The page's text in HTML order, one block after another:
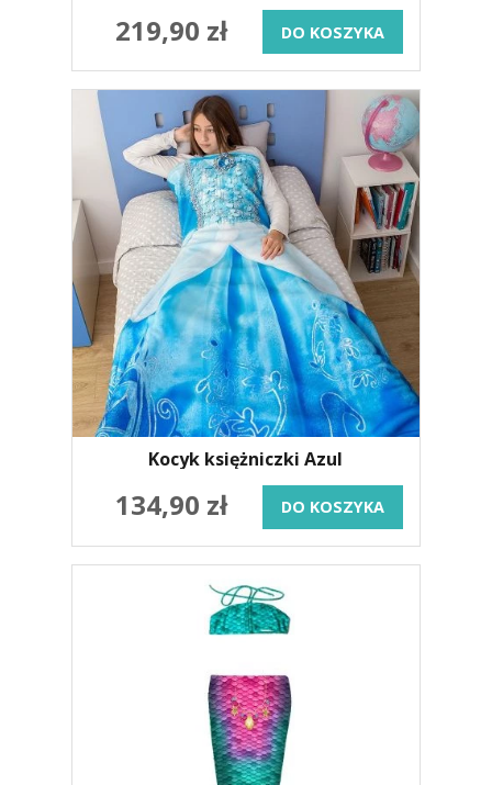
219,90 zł DO KOSZYKA
Kocyk księżniczki Azul
134,90 zł DO KOSZYKA